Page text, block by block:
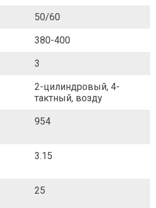
50/60
380-400
3
2-цилиндровый, 4-
тактный, возду
954
3.15
25